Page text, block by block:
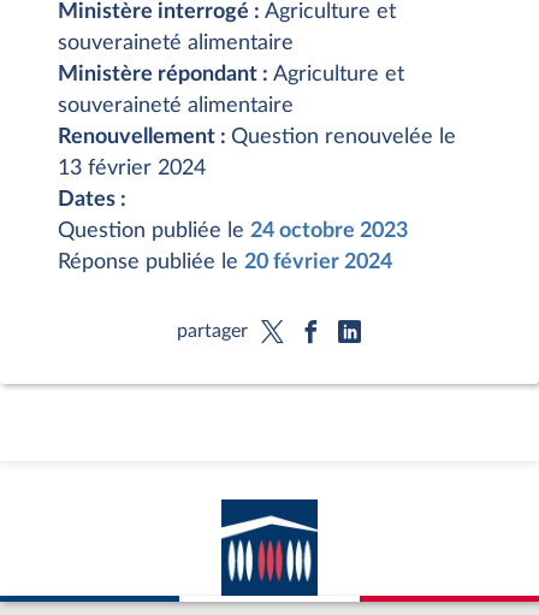
Ministère interrogé : Agriculture et
souveraineté alimentaire
Ministère répondant : Agriculture et
souveraineté alimentaire
Renouvellement : Question renouvelée le
13 février 2024
Dates :
Question publiée le 24 octobre 2023
Réponse publiée le 20 février 2024
partager